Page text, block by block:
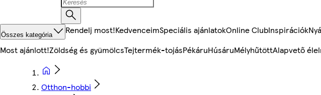
Összes kategória Rendelj most!KedvenceimSpeciális ajánlatokOnline ClubInspirációk
Most ajánlott!Zöldség és gyümölcsTejtermék-tojásPékáruHúsáruMélyhűtöttAlapvető
Otthon-hobbi